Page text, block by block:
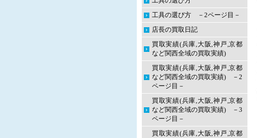
工具の選び方 －2ページ目－
店長の買取日記
買取実績(兵庫,大阪,神戸,京都
など関西全域の買取実績)
買取実績(兵庫,大阪,神戸,京都
など関西全域の買取実績) －2
ページ目－
買取実績(兵庫,大阪,神戸,京都
など関西全域の買取実績) －3
ページ目－
買取実績(兵庫,大阪,神戸,京都